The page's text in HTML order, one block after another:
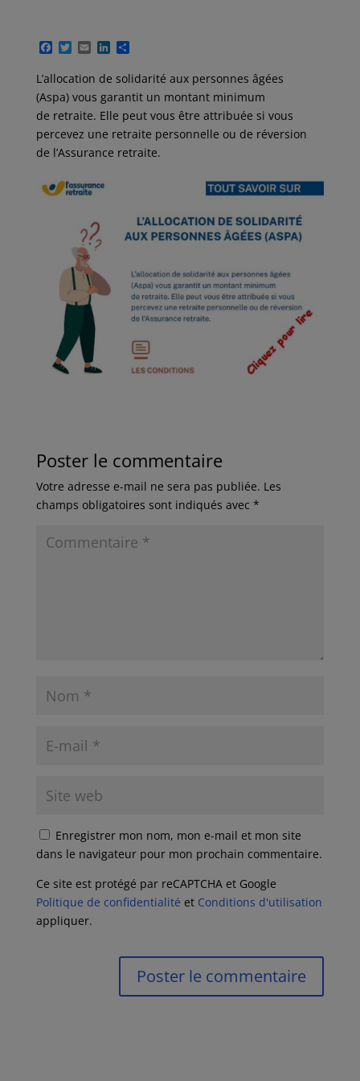
F
c
e
b
o
o
k
T
i
t
t
e
r
E
a
i
l
L
n
k
e
d
I
n
P
r
t
a
g
e
r
L’allocation de solidarité aux personnes âgées
(Aspa) vous garantit un montant minimum
de retraite. Elle peut vous être attribuée si vous
percevez une retraite personnelle ou de réversion
de l’Assurance retraite.
Poster le commentaire
Votre adresse e-mail ne sera pas publiée. Les
champs obligatoires sont indiqués avec *
Enregistrer mon nom, mon e-mail et mon site
dans le navigateur pour mon prochain commentaire.
Ce site est protégé par reCAPTCHA et Google
Politique de confidentialité et Conditions d'utilisation
appliquer.